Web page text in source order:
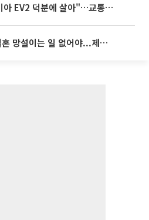
'굿 윌 헌팅' 배우 "기아 EV2 덕분에 살아"…교통사고 후 안전성 극찬
李대통령 “청년이 결혼 망설이는 일 없어야...제도상 불이익 조사”